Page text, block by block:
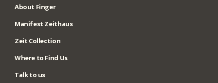
About Finger
Manifest Zeithaus
Zeit Collection
Where to Find Us
Talk to us